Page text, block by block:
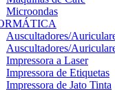
Microondas
Auscultadores/
Auscultadores/
Impressora a Laser
Impressora de Etiquetas
Impressora de Jato Tinta